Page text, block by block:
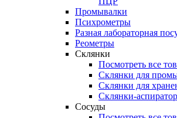
Промывалки
Психрометры
Разная лабораторная
Реометры
Склянки
Посмотреть все
Склянки для
Склянки для
Склянки-
Сосуды